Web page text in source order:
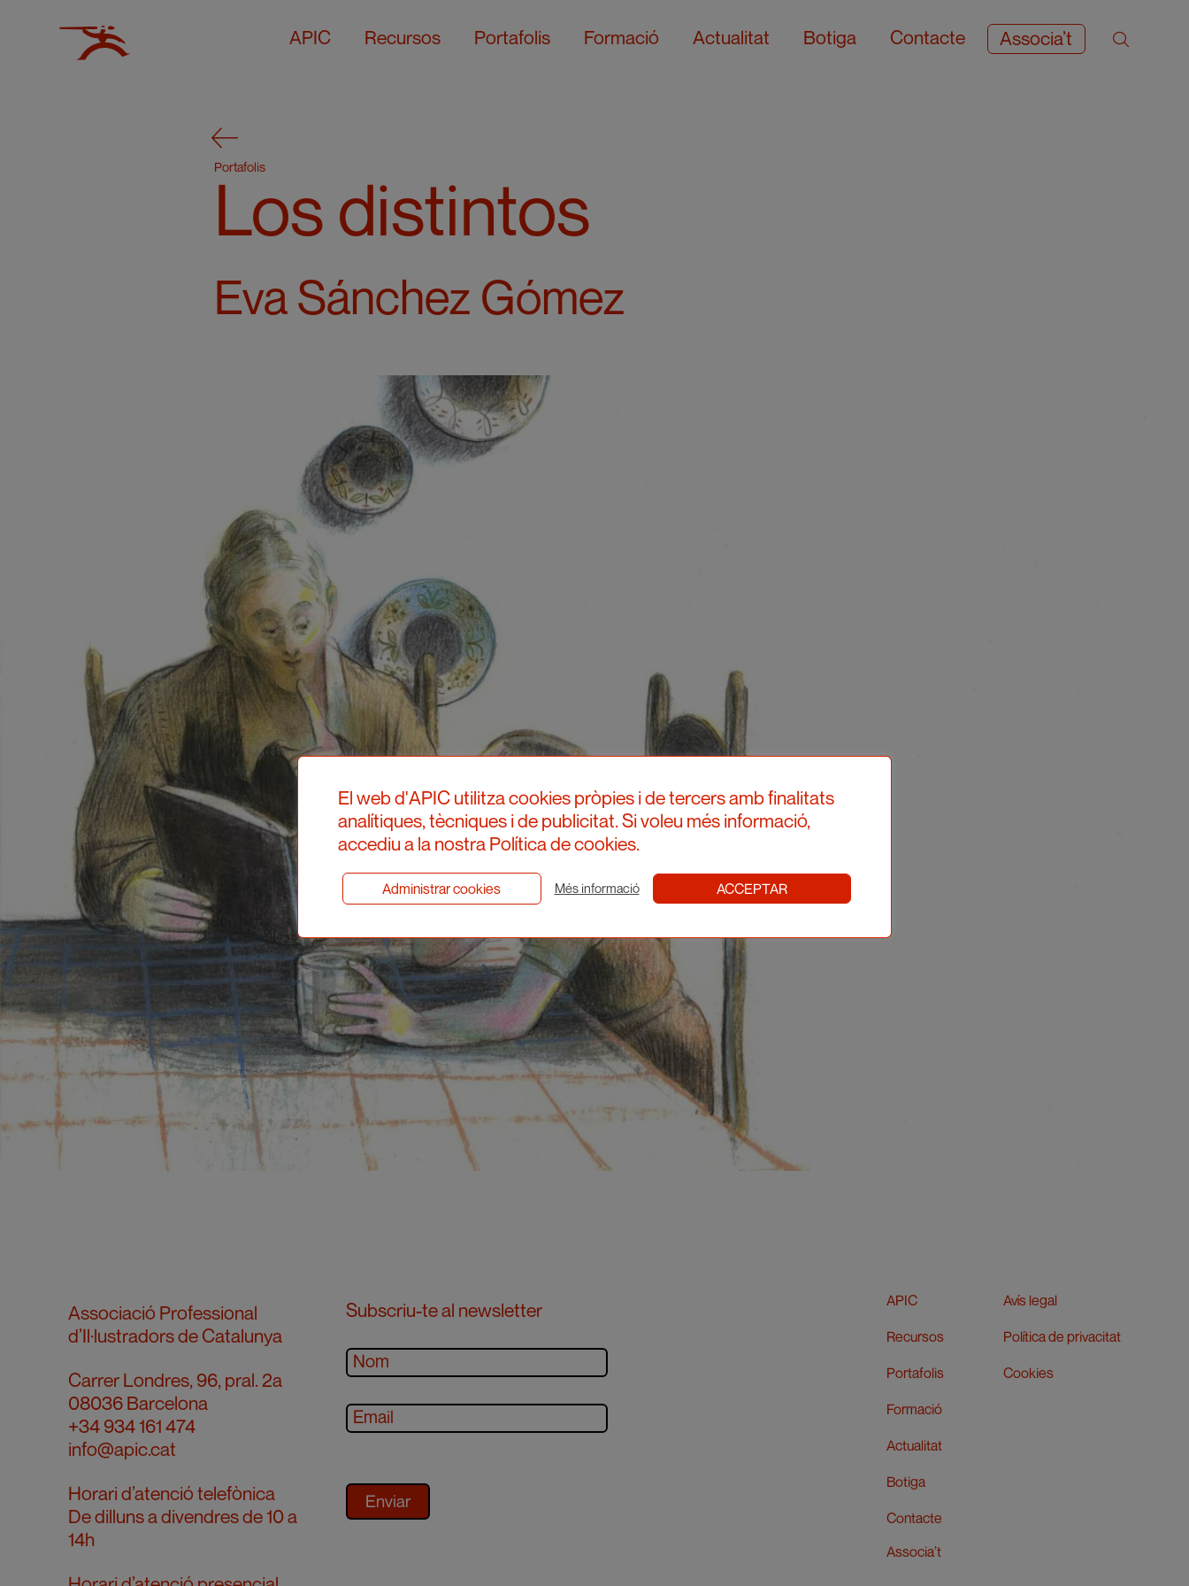
APIC Recursos Portafolis Formació Actualitat Botiga Contacte Associa’t
Portafolis
Los distintos
Eva Sánchez Gómez
Associació Professional
d’Il·lustradors de Catalunya
Carrer Londres, 96, pral. 2a
08036 Barcelona
+34 934 161 474
info@apic.cat
Horari d’atenció telefònica
De dilluns a divendres de 10 a
14h
Subscriu-te al newsletter APIC
Recursos
Portafolis
Formació
Actualitat
Botiga
Contacte
Associa’t
Avís legal
Política de privacitat
Cookies
El web d'APIC utilitza cookies pròpies i de tercers amb finalitats
analítiques, tècniques i de publicitat. Si voleu més informació,
accediu a la nostra Política de cookies.
Administrar cookies Més informació ACCEPTAR